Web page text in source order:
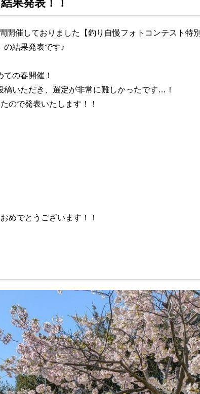
果発表！！
開催しておりました【釣り自慢フォトコンテスト特別
の結果発表です♪
の春開催！
いただき、選定が非常に難しかったです…！
ので発表いたします！！
めでとうございます！！